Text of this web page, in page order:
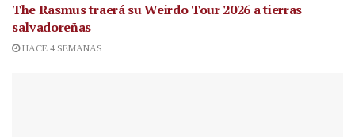
The Rasmus traerá su Weirdo Tour 2026 a tierras
salvadoreñas
HACE 4 SEMANAS